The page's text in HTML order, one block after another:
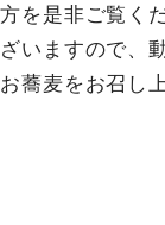
を是非ご覧くだ
いますので、
蕎麦をお召し